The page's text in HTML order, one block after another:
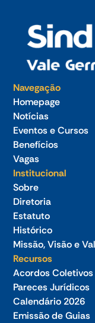
Navegação
Homepage
Notícias
Eventos e Cursos
Benefícios
Vagas
Institucional
Sobre
Diretoria
Estatuto
Histórico
Missão, Visão e
Recursos
Acordos Coletivos
Pareces Jurídicos
Calendário 2026
Emissão de Guias